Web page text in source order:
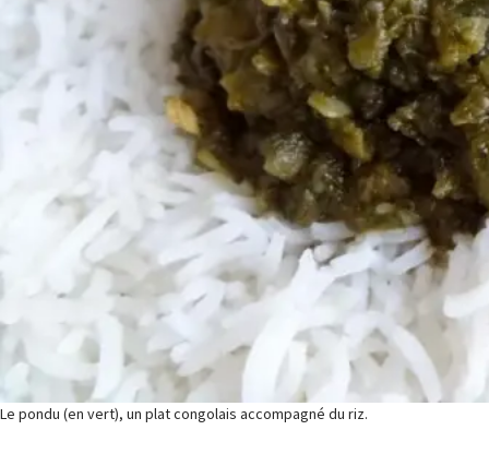
Le pondu (en vert), un plat congolais accompagné du riz.